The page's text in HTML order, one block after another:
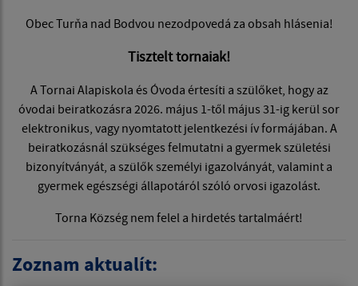
Obec Turňa nad Bodvou nezodpovedá za obsah hlásenia!
Tisztelt tornaiak!
A Tornai Alapiskola és Óvoda értesíti a szülőket, hogy az
óvodai beiratkozásra 2026. május 1-től május 31-ig kerül sor
elektronikus, vagy nyomtatott jelentkezési ív formájában. A
beiratkozásnál szükséges felmutatni a gyermek születési
bizonyítványát, a szülők személyi igazolványát, valamint a
gyermek egészségi állapotáról szóló orvosi igazolást.
Torna Község nem felel a hirdetés tartalmáért!
Zoznam aktualít: